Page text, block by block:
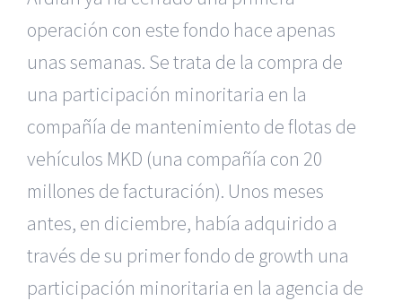
operación con este fondo hace apenas
unas semanas. Se trata de la compra de
una participación minoritaria en la
compañía de mantenimiento de flotas de
vehículos MKD (una compañía con 20
millones de facturación). Unos meses
antes, en diciembre, había adquirido a
través de su primer fondo de growth una
participación minoritaria en la agencia de